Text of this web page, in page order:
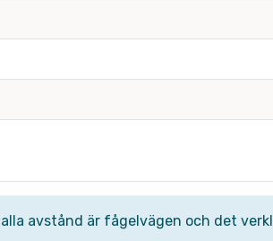
avstånd är fågelvägen och det